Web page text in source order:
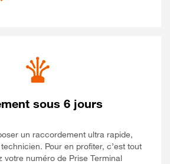
sous 6 jours
un raccordement ultra rapide,
Pour en profiter, c’est tout
votre numéro de Prise Terminal